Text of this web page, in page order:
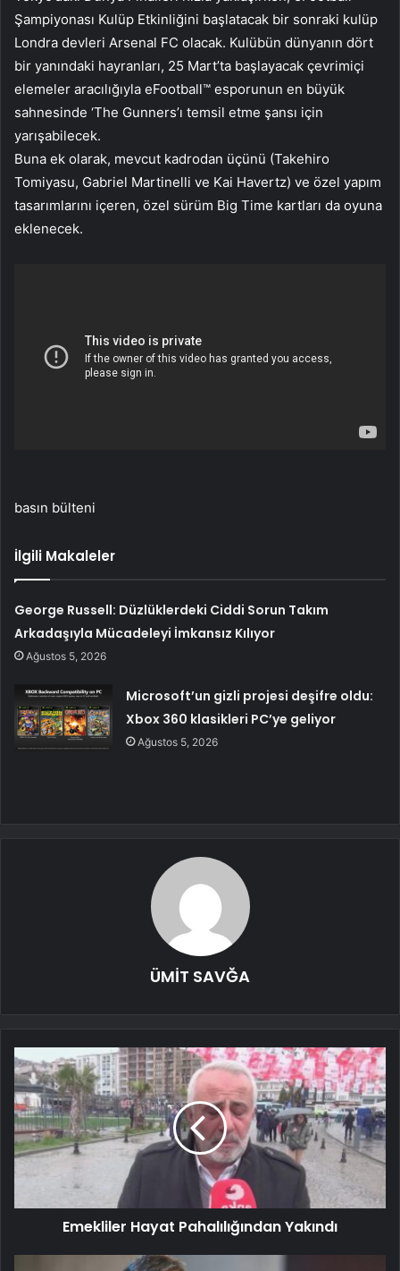
Şampiyonası Kulüp Etkinliğini başlatacak bir sonraki kulüp
Londra devleri Arsenal FC olacak. Kulübün dünyanın dört
bir yanındaki hayranları, 25 Mart’ta başlayacak çevrimiçi
elemeler aracılığıyla eFootball™ esporunun en büyük
sahnesinde ‘The Gunners’ı temsil etme şansı için
yarışabilecek.
Buna ek olarak, mevcut kadrodan üçünü (Takehiro
Tomiyasu, Gabriel Martinelli ve Kai Havertz) ve özel yapım
tasarımlarını içeren, özel sürüm Big Time kartları da oyuna
eklenecek.
basın bülteni
İlgili Makaleler
George Russell: Düzlüklerdeki Ciddi Sorun Takım
Arkadaşıyla Mücadeleyi İmkansız Kılıyor
Ağustos 5, 2026
Microsoft’un gizli projesi deşifre oldu:
Xbox 360 klasikleri PC’ye geliyor
Ağustos 5, 2026
ÜMİT SAVĞA
Emekliler Hayat Pahalılığından Yakındı